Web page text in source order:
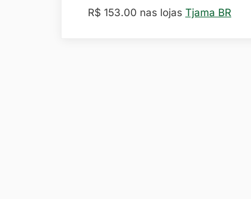
R$ 153.00 nas lojas Tjama BR